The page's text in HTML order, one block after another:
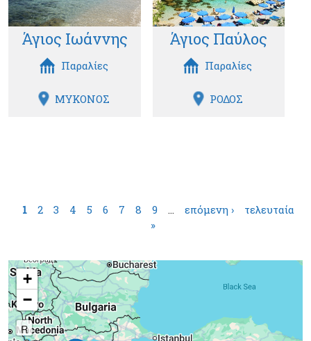
Άγιος Ιωάννης
Παραλίες
ΜΥΚΟΝΟΣ
Άγιος Παύλος
Παραλίες
ΡΟΔΟΣ
1 2 3 4 5 6 7 8 9 επόμενη ›
τελευταία
»
+
−
R